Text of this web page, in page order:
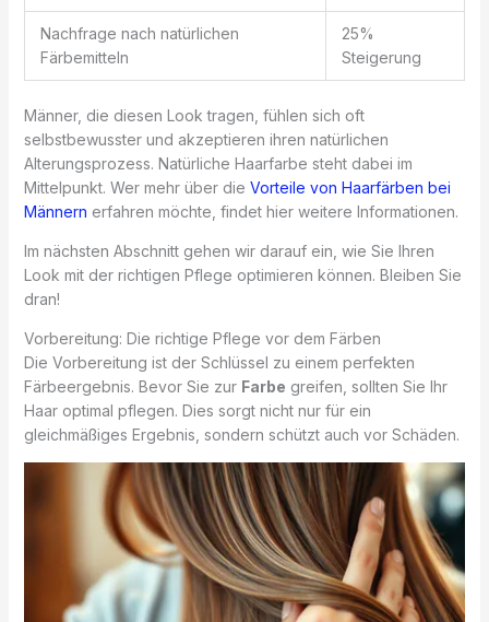
Nachfrage nach natürlichen
Färbemitteln
25%
Steigerung
Männer, die diesen Look tragen, fühlen sich oft
selbstbewusster und akzeptieren ihren natürlichen
Alterungsprozess. Natürliche Haarfarbe steht dabei im
Mittelpunkt. Wer mehr über die Vorteile von Haarfärben bei
Männern erfahren möchte, findet hier weitere Informationen.
Im nächsten Abschnitt gehen wir darauf ein, wie Sie Ihren
Look mit der richtigen Pflege optimieren können. Bleiben Sie
dran!
Vorbereitung: Die richtige Pflege vor dem Färben
Die Vorbereitung ist der Schlüssel zu einem perfekten
Färbeergebnis. Bevor Sie zur Farbe greifen, sollten Sie Ihr
Haar optimal pflegen. Dies sorgt nicht nur für ein
gleichmäßiges Ergebnis, sondern schützt auch vor Schäden.